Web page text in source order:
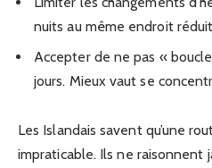
nuits au même endroit
Accepter de ne pas «
jours. Mieux vaut se
Les Islandais savent qu’une
impraticable. Ils ne raisonnent